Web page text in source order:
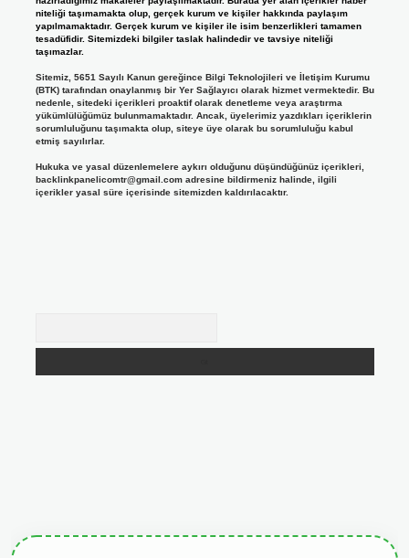
niteliği taşımamakta olup, gerçek kurum ve kişiler hakkında paylaşım
yapılmamaktadır. Gerçek kurum ve kişiler ile isim benzerlikleri tamamen
tesadüfidir. Sitemizdeki bilgiler taslak halindedir ve tavsiye niteliği
taşımazlar.
Sitemiz, 5651 Sayılı Kanun gereğince Bilgi Teknolojileri ve İletişim Kurumu
(BTK) tarafından onaylanmış bir Yer Sağlayıcı olarak hizmet vermektedir. Bu
nedenle, sitedeki içerikleri proaktif olarak denetleme veya araştırma
yükümlülüğümüz bulunmamaktadır. Ancak, üyelerimiz yazdıkları içeriklerin
sorumluluğunu taşımakta olup, siteye üye olarak bu sorumluluğu kabul
etmiş sayılırlar.
Hukuka ve yasal düzenlemelere aykırı olduğunu düşündüğünüz içerikleri,
backlinkpanelicomtr@gmail.comadresine bildirmeniz halinde, ilgili
içerikler yasal süre içerisinde sitemizden kaldırılacaktır.